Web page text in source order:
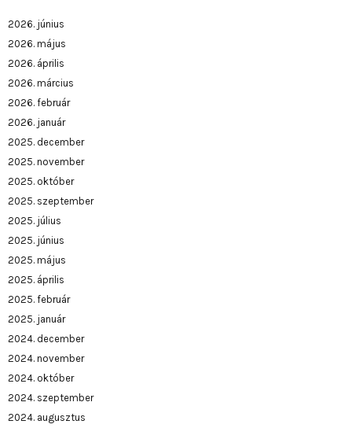
2026. június
2026. május
2026. április
2026. március
2026. február
2026. január
2025. december
2025. november
2025. október
2025. szeptember
2025. július
2025. június
2025. május
2025. április
2025. február
2025. január
2024. december
2024. november
2024. október
2024. szeptember
2024. augusztus